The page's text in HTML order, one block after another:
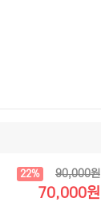
90,000원
22%
70,000원